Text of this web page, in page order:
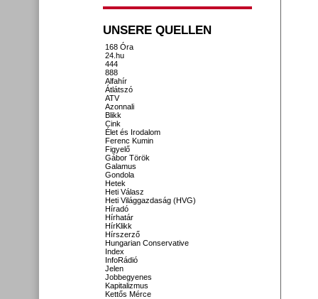
UNSERE QUELLEN
168 Óra
24.hu
444
888
Alfahír
Átlátszó
ATV
Azonnali
Blikk
Cink
Élet és Irodalom
Ferenc Kumin
Figyelő
Gábor Török
Galamus
Gondola
Hetek
Heti Válasz
Heti Világgazdaság (HVG)
Híradó
Hírhatár
HírKlikk
Hírszerző
Hungarian Conservative
Index
InfoRádió
Jelen
Jobbegyenes
Kapitalizmus
Kettős Mérce